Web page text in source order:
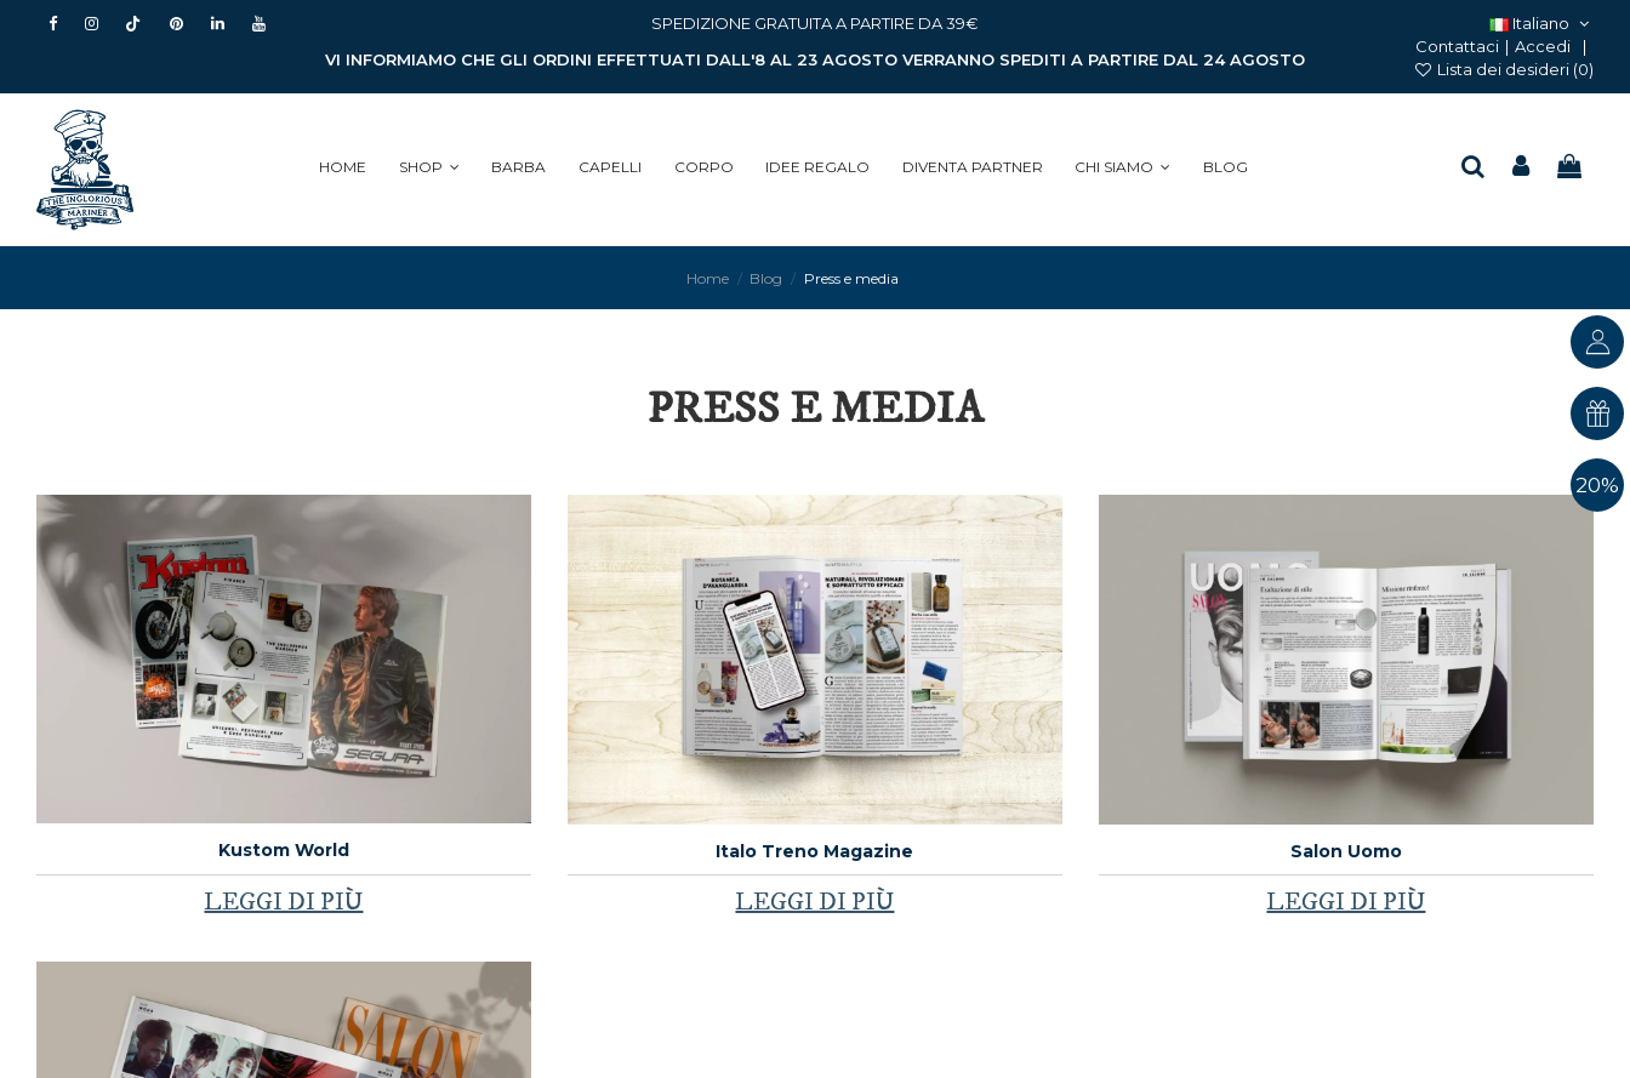
SPEDIZIONE GRATUITA A PARTIRE DA 39€
VI INFORMIAMO CHE GLI ORDINI EFFETTUATI DALL'8 AL 23 AGOSTO VERRANNO SPEDITI A PARTIRE DAL 24 AGOSTO
Italiano
Contattaci | Accedi
Lista dei desideri (0)
HOME SHOP BARBA CAPELLI CORPO IDEE REGALO DIVENTA PARTNER CHI SIAMO BLOG
Home Blog Press e media
PRESS E MEDIA
Kustom World
LEGGI DI PIÙ
Italo Treno Magazine
LEGGI DI PIÙ
Salon Uomo
LEGGI DI PIÙ
20%